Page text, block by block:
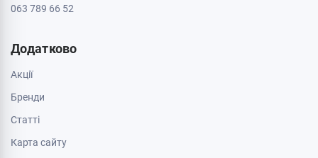
063 789 66 52
Додатково
Акції
Бренди
Cтатті
Карта сайту